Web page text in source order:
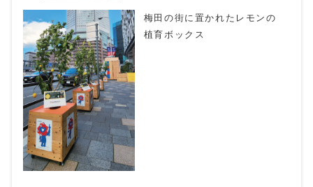
梅田の街に置かれたレモンの
植育ボックス